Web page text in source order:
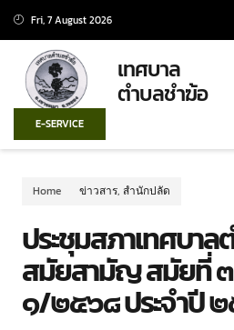
Fri, 7 August 2026
เทศบาล
ตำบลชำฆ้อ
E-SERVICE
Home ข่าวสาร, สำนักปลัด
ประชุมสภาเทศบา
สมัยสามัญ สมัยที่
๑/๒๕๖๘ ประจำปี